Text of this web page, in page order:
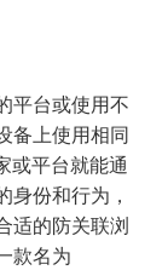
平台或使用不
备上使用相同
或平台就能通
份和行为，
适的防关联浏
款名为